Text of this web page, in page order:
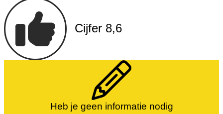
Cijfer 8,6
Heb je geen informatie nodig